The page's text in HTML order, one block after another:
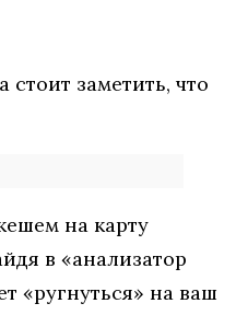
заметить, что
на карту
в «анализатор
«ругнуться» на ваш